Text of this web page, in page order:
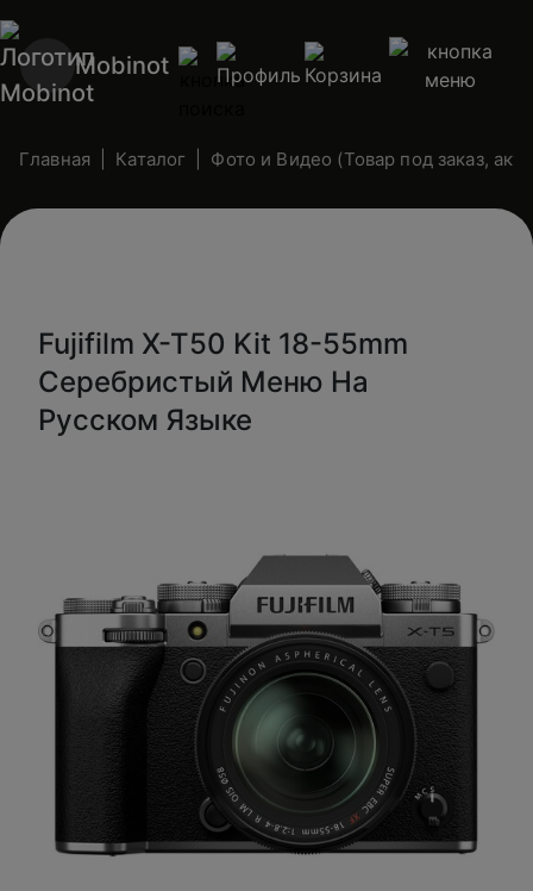
Mobinot
Главная Каталог Фото и Видео (Товар под заказ,
Fujifilm X-T50 Kit 18-55mm
Серебристый Меню На
Русском Языке